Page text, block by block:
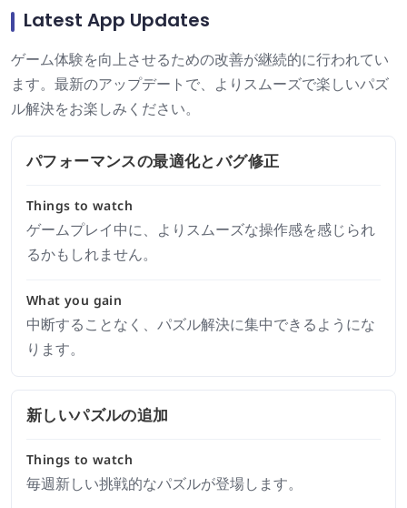
Latest App Updates
ゲーム体験を向上させるための改善が継続的に行われてい
ます。最新のアップデートで、よりスムーズで楽しいパズ
ル解決をお楽しみください。
パフォーマンスの最適化とバグ修正
Things to watch
ゲームプレイ中に、よりスムーズな操作感を感じられ
るかもしれません。
What you gain
中断することなく、パズル解決に集中できるようにな
ります。
新しいパズルの追加
Things to watch
毎週新しい挑戦的なパズルが登場します。